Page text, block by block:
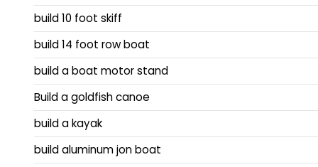
build 10 foot skiff
build 14 foot row boat
build a boat motor stand
Build a goldfish canoe
build a kayak
build aluminum jon boat